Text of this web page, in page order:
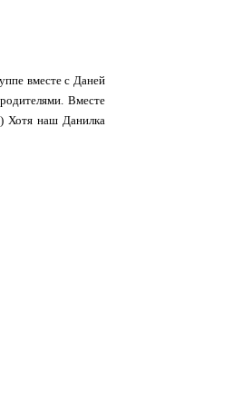
вместе с Даней
Вместе
Хотя наш Данилка